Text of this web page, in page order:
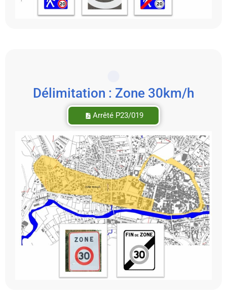
Délimitation : Zone 30km/h
Arrêté P23/019